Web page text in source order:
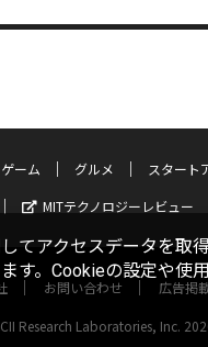
ゲーム グルメ スタート
MITテクノロジーレビュー
お問い合わせ 広告掲
Research Laboratories, Inc.
てアクセスデータを取
す。Cookieの設定や使